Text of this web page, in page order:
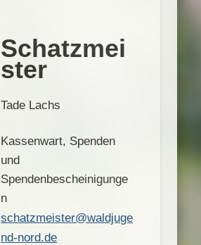
Schatzmei
ster
Tade Lachs
Kassenwart, Spenden
und
Spendenbescheinigunge
n
schatzmeister@waldjuge
nd-nord.de